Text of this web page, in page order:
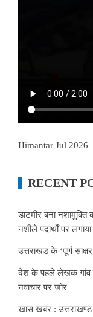
Himantar Jul 2026
RECENT
डाटमीर बना
नशीले पदार्थों पर
उत्तराखंड के ‘पूर्ण
देश के पहले लेखक गांव में
नवाचार पर जोर
खास खबर :